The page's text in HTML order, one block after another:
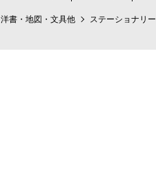
洋書・地図・文具他 ステーショナリー